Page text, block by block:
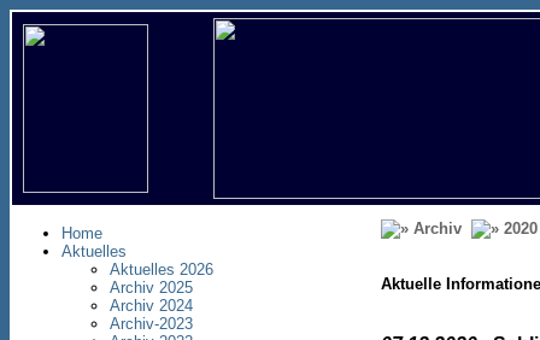
Home
Aktuelles
Aktuelles 2026
Archiv 2025
Archiv 2024
Archiv-2023
Archiv 2020
Aktuelle